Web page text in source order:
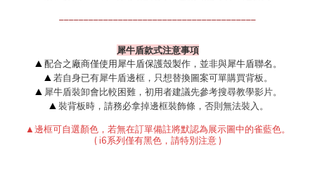
犀牛盾款式注意事項
▲配合之廠商僅使用犀牛盾保護殼製作，並非與犀牛盾聯名。
▲若自身已有犀牛盾邊框，只想替換圖案可單購買背板。
▲ 犀牛盾裝卸會比較困難，初用者建議先參考搜尋教學影片。
▲裝背板時，請務必拿掉邊框裝飾條，否則無法裝入。
▲邊框可自選顏色，若無在訂單備註將默認為展示圖中的雀藍色。
( i6系列僅有黑色，請特別注意 )